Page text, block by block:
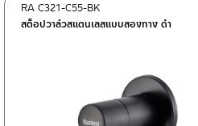
New Arrival สินค้าใหม่ ปี 2026
สต็อปวาล์วสแตนเลสแบบสองทาง ดำ
RA C321-C55-BK